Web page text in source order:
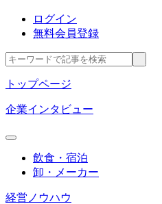
ログイン
無料会員登録
トップページ
企業インタビュー
飲食・宿泊
卸・メーカー
経営ノウハウ